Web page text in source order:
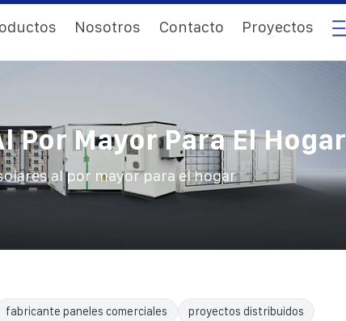
Nosotros Contacto Proyectos
Por Mayor Para El Hogar
al por mayor para el hogar
fabricante paneles comerciales
proyectos distribuidos